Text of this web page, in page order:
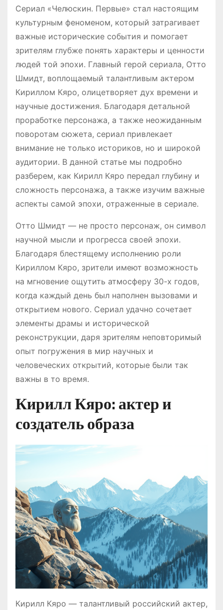
Сериал «Челюскин. Первые» стал настоящим
культурным феноменом, который затрагивает
важные исторические события и помогает
зрителям глубже понять характеры и ценности
людей той эпохи. Главный герой сериала, Отто
Шмидт, воплощаемый талантливым актером
Кириллом Кяро, олицетворяет дух времени и
научные достижения. Благодаря детальной
проработке персонажа, а также неожиданным
поворотам сюжета, сериал привлекает
внимание не только историков, но и широкой
аудитории. В данной статье мы подробно
разберем, как Кирилл Кяро передал глубину и
сложность персонажа, а также изучим важные
аспекты самой эпохи, отраженные в сериале.
Отто Шмидт — не просто персонаж, он символ
научной мысли и прогресса своей эпохи.
Благодаря блестящему исполнению роли
Кириллом Кяро, зрители имеют возможность
на мгновение ощутить атмосферу 30-х годов,
когда каждый день был наполнен вызовами и
открытием нового. Сериал удачно сочетает
элементы драмы и исторической
реконструкции, даря зрителям неповторимый
опыт погружения в мир научных и
человеческих открытий, которые были так
важны в то время.
Кирилл Кяро: актер и
создатель образа
Кирилл Кяро — талантливый российский актер,